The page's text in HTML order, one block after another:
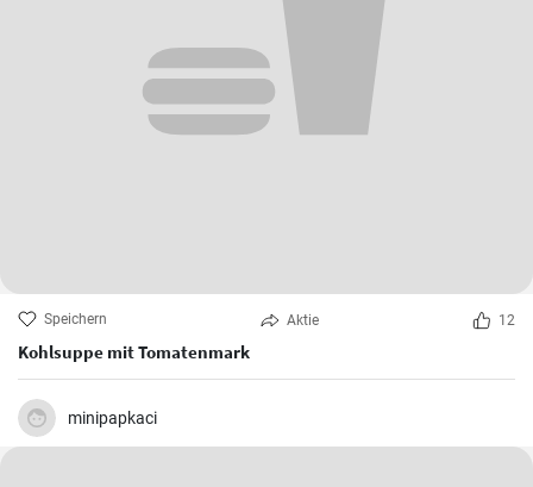
Speichern Aktie 12
Kohlsuppe mit Tomatenmark
minipapkaci